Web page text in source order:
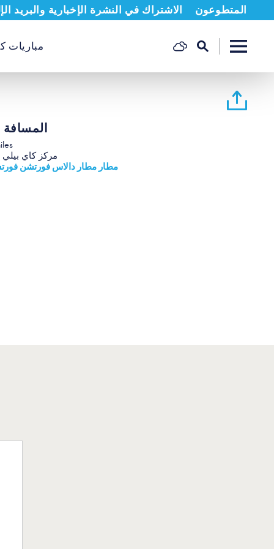
مباريات
الاشتراك في النشرة الإخبارية والبريد المتطوعون
المسافة
miles
مركز كاي
مطار مطار دالاس فورتشن